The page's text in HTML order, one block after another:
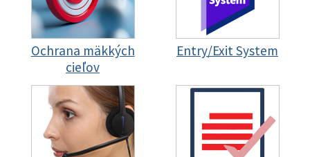
Ochrana mäkkých
cieľov
Entry/Exit System